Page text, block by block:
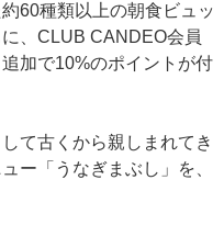
60種類以上の朝食ビュッ
、CLUB CANDEO会員
加で10%のポイントが付
て古くから親しまれてき
ー「うなぎまぶし」を、